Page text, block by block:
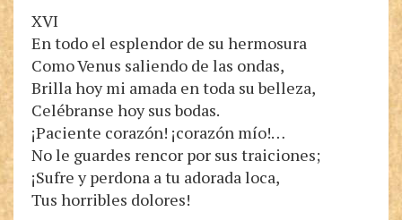
XVI
En todo el esplendor de su hermosura
Como Venus saliendo de las ondas,
Brilla hoy mi amada en toda su belleza,
Celébranse hoy sus bodas.
¡Paciente corazón! ¡corazón mío!…
No le guardes rencor por sus traiciones;
¡Sufre y perdona a tu adorada loca,
Tus horribles dolores!